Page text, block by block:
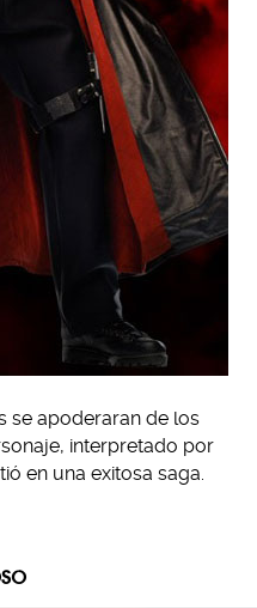
se apoderaran de los
interpretado por
en una exitosa saga.